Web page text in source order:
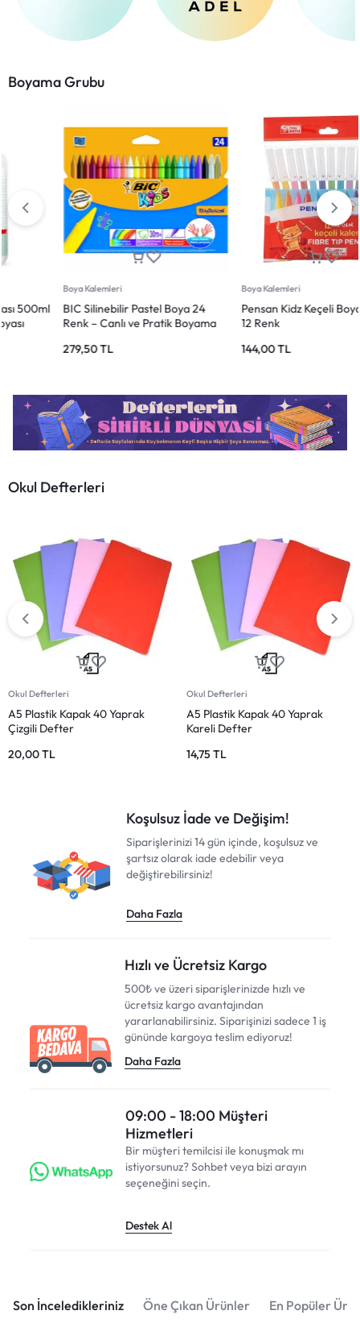
Boyama Grubu
Boya Kalemleri
Pensan Kidz Keçeli Boya Kalemi
12 Renk
Boya Kalemleri
Pensan Kidz Kuru Boya Kalemi 12
Renk – Tam Boy
Okul Defterleri
Okul Defterleri
A5 Plastik Kapak 60 Yaprak
Kareli Defter
19,50TL
Defterler
8 Adet 72YP Spiralli Kaliteli
Defter Seti – Kareli ve Çizgili
325,00TL
Koşulsuz İade ve Değişim!
Siparişlerinizi 14 gün içinde, koşulsuz ve
şartsız olarak iade edebilir veya
değiştirebilirsiniz!
Daha Fazla
Hızlı ve Ücretsiz Kargo
500₺ ve üzeri siparişlerinizde hızlı ve
ücretsiz kargo avantajından
yararlanabilirsiniz. Siparişinizi sadece 1 iş
gününde kargoya teslim ediyoruz!
Daha Fazla
09:00 - 18:00 Müşteri
Hizmetleri
Bir müşteri temilcisi ile konuşmak mı
istiyorsunuz? Sohbet veya bizi arayın
seçeneğini seçin.
Destek Al
Son İnceledikleriniz Öne Çıkan Ürünler En Popüler